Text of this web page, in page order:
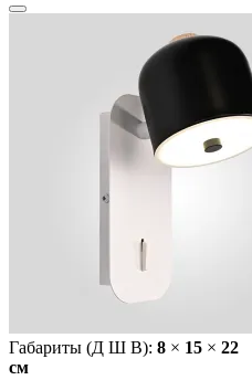
Габариты (Д Ш В): 8 × 15 × 22
cм